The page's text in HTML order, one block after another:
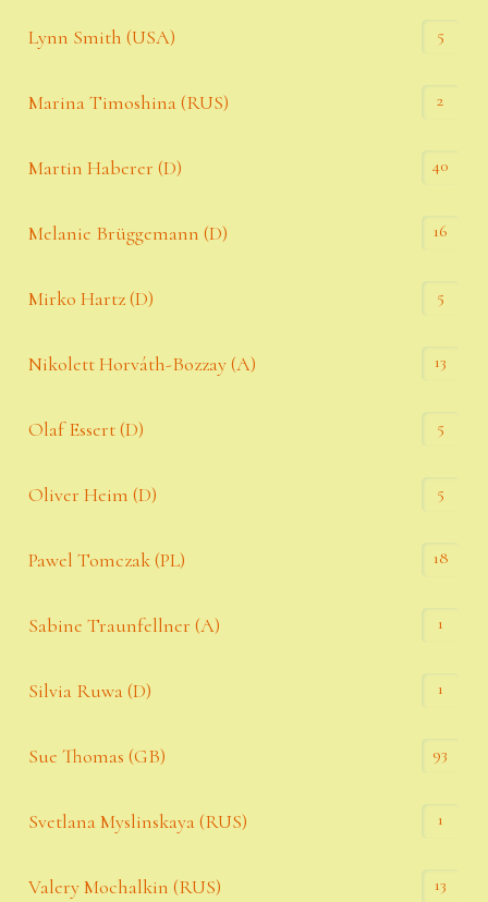
Lynn Smith (USA) 5
Marina Timoshina (RUS) 2
Martin Haberer (D) 40
Melanie Brüggemann (D) 16
Mirko Hartz (D) 5
Nikolett Horváth-Bozzay (A) 13
Olaf Essert (D) 5
Oliver Heim (D) 5
Pawel Tomczak (PL) 18
Sabine Traunfellner (A) 1
Silvia Ruwa (D) 1
Sue Thomas (GB) 93
Svetlana Myslinskaya (RUS) 1
Valery Mochalkin (RUS) 13